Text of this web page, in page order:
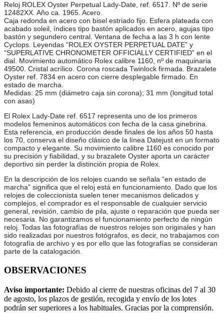
Reloj ROLEX Oyster Perpetual Lady-Date, ref. 6517. Nº de serie
12482XX. Año ca. 1965. Acero.
Caja redonda en acero con bisel estriado fijo. Esfera plateada con
acabado soleil, índices tipo bastón aplicados en acero, agujas tipo
bastón y segundero central. Ventana de fecha a las 3 h con lente
Cyclops. Leyendas “ROLEX OYSTER PERPETUAL DATE” y
“SUPERLATIVE CHRONOMETER OFFICIALLY CERTIFIED” en el
dial. Movimiento automático Rolex calibre 1160, nº de maquinaria
49500. Cristal acrílico. Corona roscada Twinlock firmada. Brazalete
Oyster ref. 7834 en acero con cierre desplegable firmado. En
estado de marcha.
Medidas: 25 mm (diámetro caja sin corona); 31 mm (longitud total
con asas)
El Rolex Lady-Date ref. 6517 representa uno de los primeros
modelos femeninos automáticos con fecha de la casa ginebrina.
Esta referencia, en producción desde finales de los años 50 hasta
los 70, conserva el diseño clásico de la línea Datejust en un formato
compacto y elegante. Su movimiento calibre 1160 es conocido por
su precisión y fiabilidad, y su brazalete Oyster aporta un carácter
deportivo sin perder la distinción propia de Rolex.
En la descripción de los relojes cuando se señala “en estado de
marcha” significa que el reloj está en funcionamiento. Dado que los
relojes de coleccionista suelen tener mecanismos delicados y
complejos, el comprador es el responsable de cualquier servicio
general, revisión, cambio de pila, ajuste o reparación que pueda ser
necesaria. No garantizamos el funcionamiento perfecto de ningún
reloj. Todas las fotografías de nuestros relojes son originales y han
sido realizadas por nuestros fotógrafos, es decir, no trabajamos con
fotografía de archivo y es por ello que las fotografías se consideran
parte de la catalogación.
OBSERVACIONES
Aviso importante: Debido al cierre de nuestras oficinas del 7 al 30
de agosto, los plazos de gestión, recogida y envío de los lotes
podrán ser superiores a los habituales. Gracias por la comprensión.